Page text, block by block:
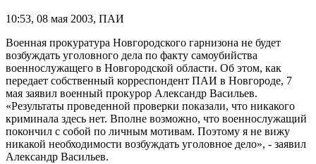
10:53, 08 мая 2003, ПАИ
Военная прокуратура Новгородского гарнизона не будет
возбуждать уголовного дела по факту самоубийства
военнослужащего в Новгородской области. Об этом, как
передает собственный корреспондент ПАИ в Новгороде, 7
мая заявил военный прокурор Александр Васильев.
«Результаты проведенной проверки показали, что никакого
криминала здесь нет. Вполне возможно, что военнослужащий
покончил с собой по личным мотивам. Поэтому я не вижу
никакой необходимости возбуждать уголовное дело», - заявил
Александр Васильев.